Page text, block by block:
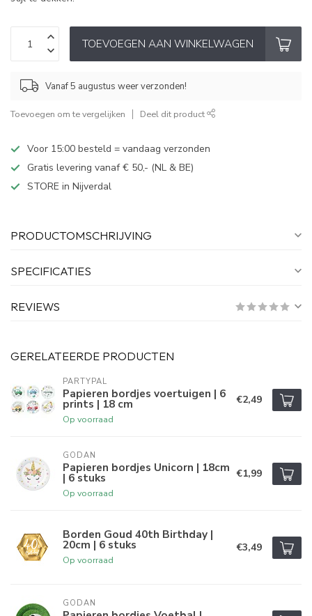
TOEVOEGEN AAN WINKELWAGEN
Vanaf 5 augustus weer verzonden!
Toevoegen om te vergelijken Deel dit product
Voor 15:00 besteld = vandaag verzonden
Gratis levering vanaf € 50,- (NL & BE)
STORE in Nijverdal
PRODUCTOMSCHRIJVING
SPECIFICATIES
REVIEWS
GERELATEERDE PRODUCTEN
PARTYPAL
Papieren bordjes voertuigen | 6
prints | 18 cm
Op voorraad
€2,49
GODAN
Papieren bordjes Unicorn | 18cm
| 6 stuks
Op voorraad
€1,99
Borden Goud 40th Birthday |
20cm | 6 stuks
Op voorraad
€3,49
GODAN